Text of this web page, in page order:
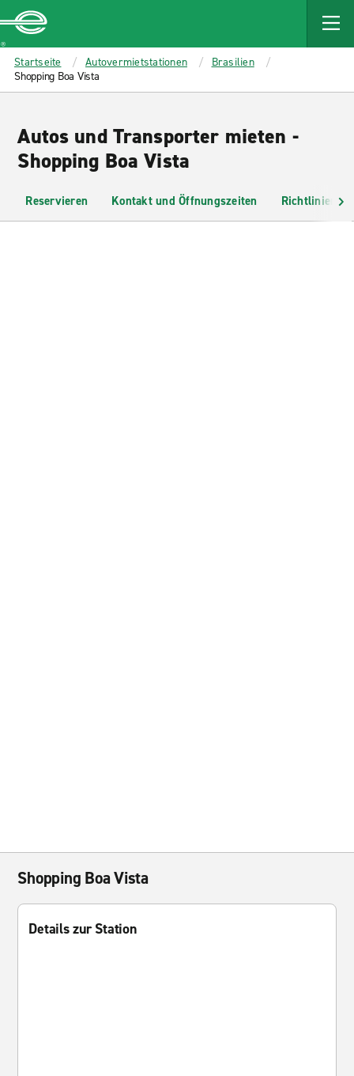
MAIN
CONTENT
Enterprise
Startseite Autovermietstationen
Brasilien
Shopping Boa Vista
Autos und Transporter mieten -
Shopping Boa Vista
Reservieren Kontakt und Öffnungszeiten Richtlinien
Shopping Boa Vista
Details zur Station